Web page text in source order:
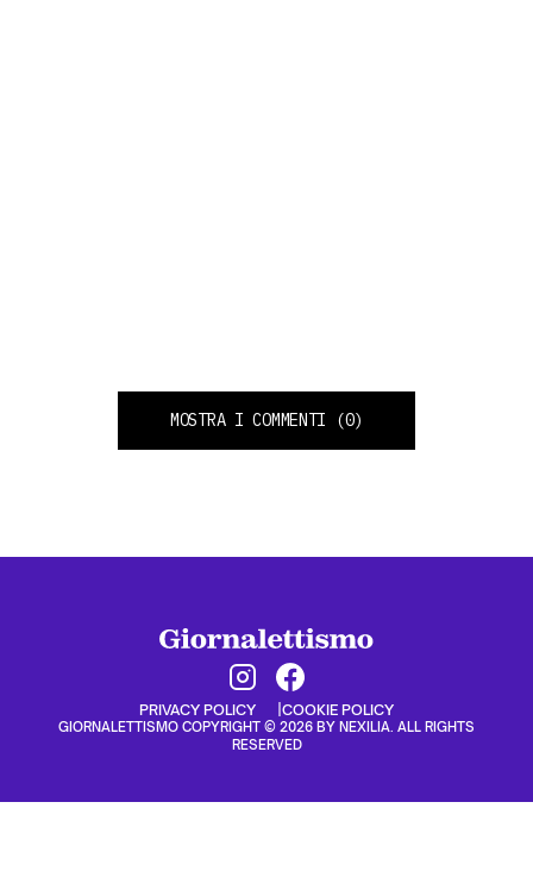
MOSTRA I COMMENTI (0)
PRIVACY POLICY COOKIE POLICY
GIORNALETTISMO COPYRIGHT © 2026 BY NEXILIA. ALL RIGHTS
RESERVED